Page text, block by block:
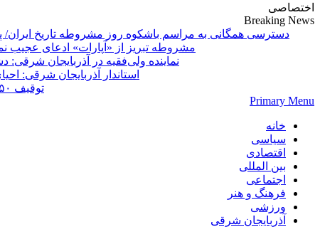
اختصاصی
Breaking News
دسترسی همگانی به مراسم باشکوه روز مشروطه تاریخ
مشروطه تبریز از «آپارات»
Primary Menu
خانه
سیاسی
اقتصادی
بین المللی
اجتماعی
فرهنگ و هنر
ورزشی
آذربایجان شرقی